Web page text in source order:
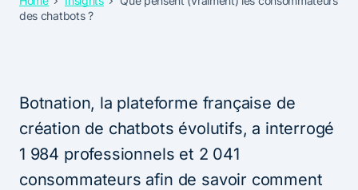
des chatbots ?
Botnation, la plateforme française de
création de chatbots évolutifs, a interrogé
1 984 professionnels et 2 041
consommateurs afin de savoir comment